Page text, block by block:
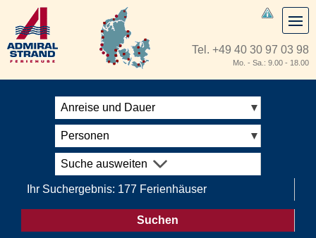
Tel. +49 40 30 97 03 98
Mo. - Sa.: 9.00 - 18.00
Anreise und Dauer
Personen
Suche ausweiten
Ihr Suchergebnis: 177 Ferienhäuser
Suchen